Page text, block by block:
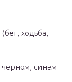
ходьба,
черном, синем